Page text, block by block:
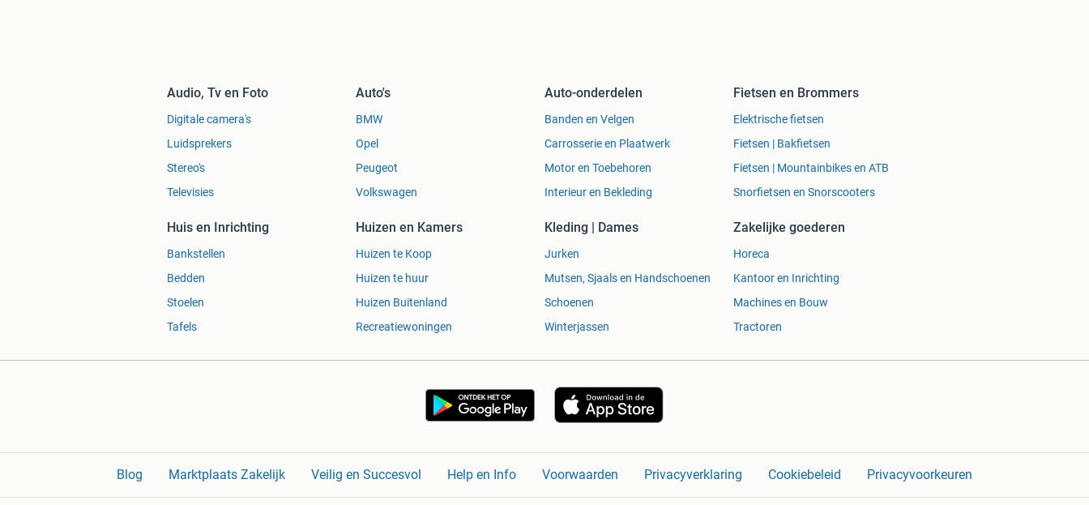
Audio, Tv en Foto
Digitale camera's
Luidsprekers
Stereo's
Televisies
Auto's
BMW
Opel
Peugeot
Volkswagen
Auto-onderdelen
Banden en Velgen
Carrosserie en Plaatwerk
Motor en Toebehoren
Interieur en Bekleding
Fietsen en Brommers
Elektrische fietsen
Fietsen | Bakfietsen
Fietsen | Mountainbikes en ATB
Snorfietsen en Snorscooters
Huis en Inrichting
Bankstellen
Bedden
Stoelen
Tafels
Huizen en Kamers
Huizen te Koop
Huizen te huur
Huizen Buitenland
Recreatiewoningen
Kleding | Dames
Jurken
Mutsen, Sjaals en Handschoenen
Schoenen
Winterjassen
Zakelijke goederen
Horeca
Kantoor en Inrichting
Machines en Bouw
Tractoren
Blog Marktplaats Zakelijk Veilig en Succesvol Help en Info Voorwaarden Privacyverklaring Cookiebeleid Privacyvoorkeuren